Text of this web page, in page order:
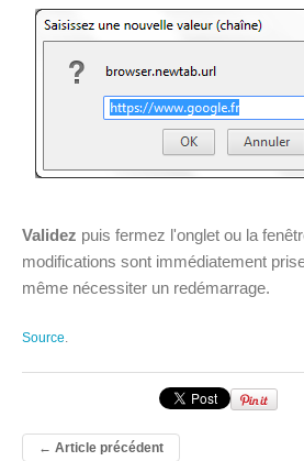
Validez puis fermez l'onglet ou la
modifications sont immédiatement
même nécessiter un redémarrage.
Source.
← Article précédent